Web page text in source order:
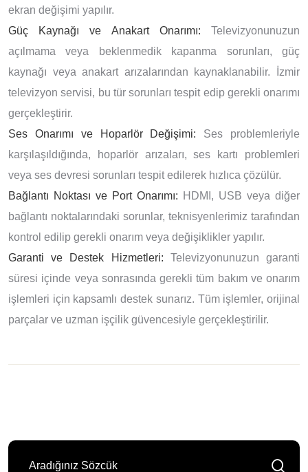
ekran değişimi yapılır.
Güç Kaynağı ve Anakart Onarımı: Televizyonunuzun
açılmama veya beklenmedik kapanma sorunları, güç
kaynağı veya anakart arızalarından kaynaklanabilir. İzmir
televizyon servisi, bu tür sorunları tespit edip gerekli onarımı
gerçekleştirir.
Ses Onarımı ve Hoparlör Değişimi: Ses problemleriyle
karşılaşıldığında, hoparlör arızaları, ses kartı problemleri
veya ses devresi sorunları tespit edilerek hızlıca çözülür.
Bağlantı Noktası ve Port Onarımı: HDMI, USB veya diğer
bağlantı noktalarındaki sorunlar, teknisyenlerimiz tarafından
kontrol edilip gerekli onarım veya değişiklikler yapılır.
Garanti ve Destek Hizmetleri: Televizyonunuzun garanti
süresi içinde veya sonrasında gerekli tüm bakım ve onarım
işlemleri için kapsamlı destek sunarız. Tüm işlemler, orijinal
parçalar ve uzman işçilik güvencesiyle gerçekleştirilir.